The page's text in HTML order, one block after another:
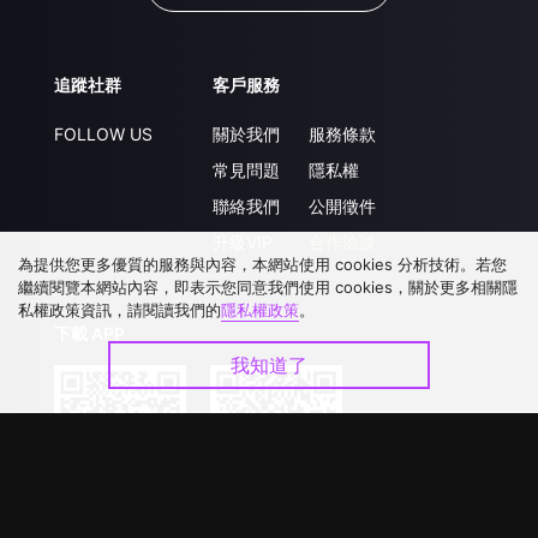
追蹤社群
FOLLOW US
客戶服務
關於我們
常見問題
聯絡我們
服務條款
隱私權
公開徵件
為提供您更多優質的服務與內容，本網站使用 cookies 分析技術。若您
繼續閱覽本網站內容，即表示您同意我們使用 cookies，關於更多相關隱
私權政策資訊，請閱讀我們的隱私權政策。
我知道了